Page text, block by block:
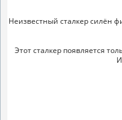
Неизвестный сталкер силён
Этот сталкер появляется